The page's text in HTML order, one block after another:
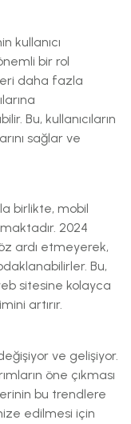
kullanıcı
bir rol
daha fazla
Bu, kullanıcıların
sağlar ve
birlikte, mobil
2024
ardı etmeyerek,
Bu,
sitesine kolayca
artırır.
ve gelişiyor.
öne çıkması
bu trendlere
edilmesi için